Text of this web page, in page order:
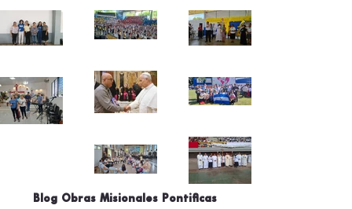
Blog Obras Misionales Pontificas